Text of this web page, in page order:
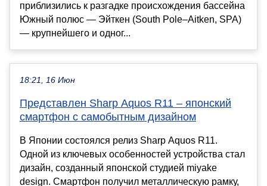
приблизились к разгадке происхождения бассейна
Южный полюс — Эйткен (South Pole–Aitken, SPA)
— крупнейшего и одног...
18:21, 16 Июн
Представлен Sharp Aquos R11 – японский
смартфон с самобытным дизайном
В Японии состоялся релиз Sharp Aquos R11.
Одной из ключевых особенностей устройства стал
дизайн, созданный японской студией miyake
design. Смартфон получил металлическую рамку,